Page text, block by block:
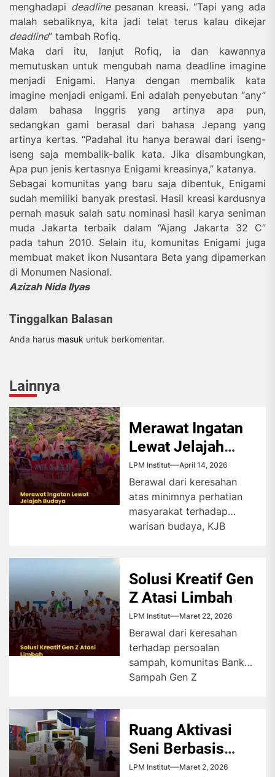
menghadapi deadlinepesanan kreasi. “Tapi yang ada
malah sebaliknya, kita jadi telat terus kalau dikejar
deadline” tambah Rofiq.
Maka dari itu, lanjut Rofiq, ia dan kawannya
memutuskan untuk mengubah nama deadline imagine
menjadi Enigami. Hanya dengan membalik kata
imagine menjadi enigami. Eni adalah penyebutan “any”
dalam bahasa Inggris yang artinya apa pun,
sedangkan gami berasal dari bahasa Jepang yang
artinya kertas. “Padahal itu hanya berawal dari iseng-
iseng saja membalik-balik kata. Jika disambungkan,
Apa pun jenis kertasnya Enigami kreasinya,” katanya.
Sebagai komunitas yang baru saja dibentuk, Enigami
sudah memiliki banyak prestasi. Hasil kreasi kardusnya
pernah masuk salah satu nominasi hasil karya seniman
muda Jakarta terbaik dalam “Ajang Jakarta 32 C”
pada tahun 2010. Selain itu, komunitas Enigami juga
membuat maket ikon Nusantara Beta yang dipamerkan
di Monumen Nasional.
Azizah Nida Ilyas
Tinggalkan Balasan
Anda harus masuk untuk berkomentar.
Lainnya
Merawat Ingatan
Lewat Jelajah
Budaya
LPM Institut April 14, 2026
Berawal dari keresahan
atas minimnya perhatian
masyarakat terhadap
warisan budaya, KJB
bersejarah guna
mendorong pelestarian
sejarah...
Solusi Kreatif Gen
Z Atasi Limbah
LPM Institut Maret 22, 2026
Berawal dari keresahan
terhadap persoalan
sampah, komunitas Bank
Sampah Gen Z
masyarakat dengan
mengubah limbah...
Ruang Aktivasi
Seni Berbasis
Komunitas
LPM Institut Maret 2, 2026